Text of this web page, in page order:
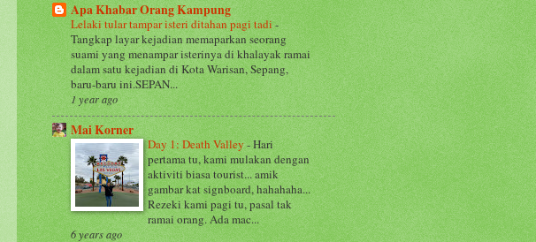
Apa Khabar Orang Kampung
Lelaki tular tampar isteri ditahan pagi tadi-
Tangkap layar kejadian memaparkan seorang
suami yang menampar isterinya di khalayak ramai
dalam satu kejadian di Kota Warisan, Sepang,
baru-baru ini.SEPAN...
1 year ago
Mai Korner
Day 1: Death Valley-Hari
pertama tu, kami mulakan dengan
aktiviti biasa tourist... amik
gambar kat signboard, hahahaha...
Rezeki kami pagi tu, pasal tak
ramai orang. Ada mac...
6 years ago